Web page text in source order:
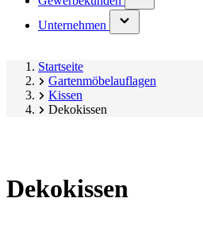
submenu)
Unternehmen
(has
submenu)
Startseite
Gartenmöbelauflagen
Kissen
Dekokissen
Dekokissen